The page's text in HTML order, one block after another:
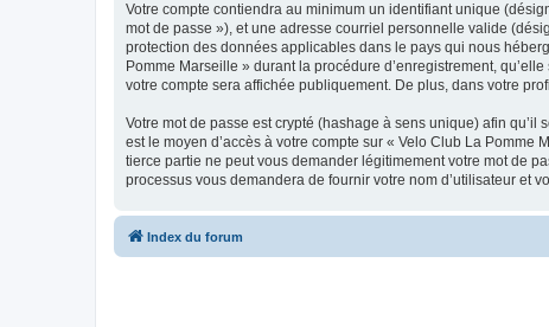
Votre compte contiendra au minimum un identifiant unique
mot de passe »), et une adresse courriel personnelle valide
protection des données applicables dans le pays qui nous
Pomme Marseille » durant la procédure d’enregistrement,
votre compte sera affichée publiquement. De plus, dans votre
Votre mot de passe est crypté (hashage à sens unique) afin
est le moyen d’accès à votre compte sur « Velo Club La
tierce partie ne peut vous demander légitimement votre mot de
processus vous demandera de fournir votre nom d’utilisateur et
Index du forum